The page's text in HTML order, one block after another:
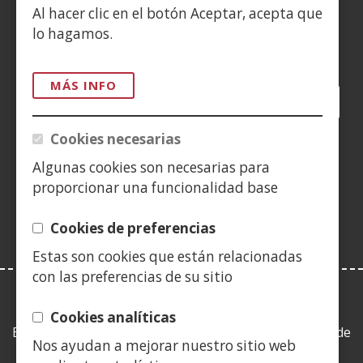
Al hacer clic en el botón Aceptar, acepta que
lo hagamos.
MÁS INFO
Cookies necesarias
Algunas cookies son necesarias para
proporcionar una funcionalidad base
Cookies de preferencias
Estas son cookies que están relacionadas
con las preferencias de su sitio
Cookies analíticas
Nos ayudan a mejorar nuestro sitio web
Facebook
(Abre
en
nueva
ventana)
Twitter
(Abre
en
nueva
ventana)
LinkedIn
(Abre
en
nueva
ventana)
YouTube
(Abre
en
nueva
ventana)
en
ventana)
en
ventana)
en
en
Esta web se ajusta a lo establecido en la Ley 19/2013, de
9 de diciembre, de transparencia, acceso a la